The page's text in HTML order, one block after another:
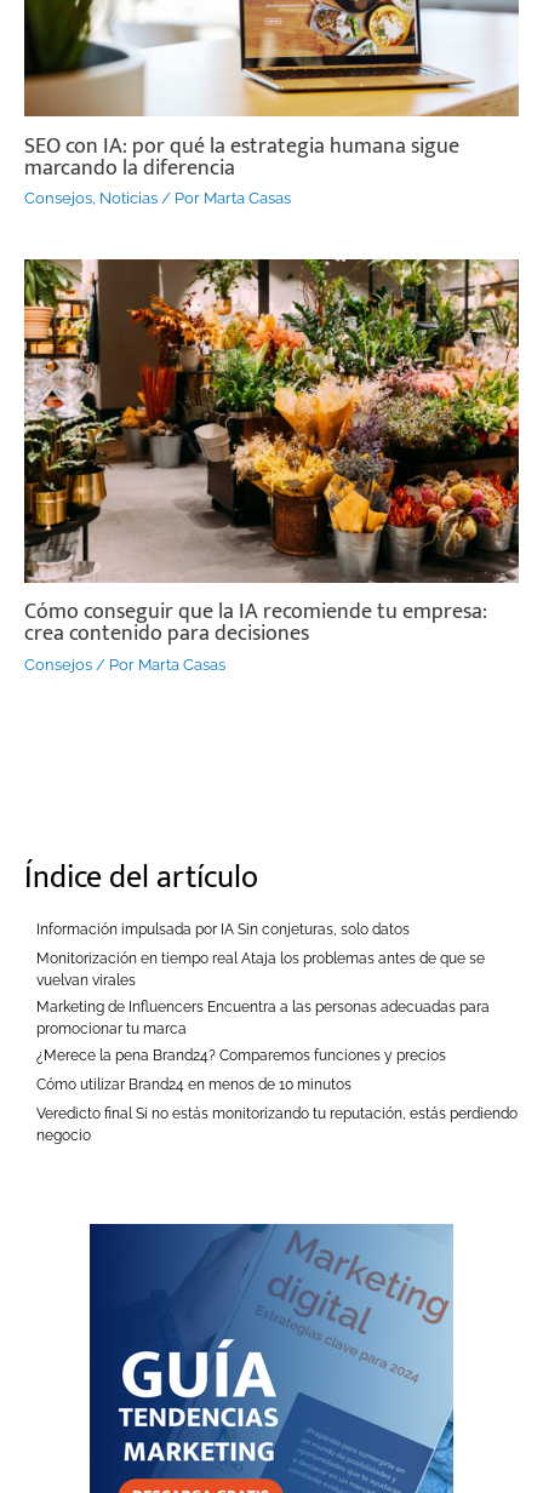
SEO con IA: por qué la estrategia humana sigue
marcando la diferencia
Consejos Noticias / Por Marta Casas
Cómo conseguir que la IA recomiende tu empresa:
crea contenido para decisiones
Consejos / Por Marta Casas
Índice del artículo
Información impulsada por IA Sin conjeturas, solo datos
Monitorización en tiempo real Ataja los problemas antes de que se
vuelvan virales
Marketing de Influencers Encuentra a las personas adecuadas para
promocionar tu marca
¿Merece la pena Brand24? Comparemos funciones y precios
Cómo utilizar Brand24 en menos de 10 minutos
Veredicto final Si no estás monitorizando tu reputación, estás perdiendo
negocio